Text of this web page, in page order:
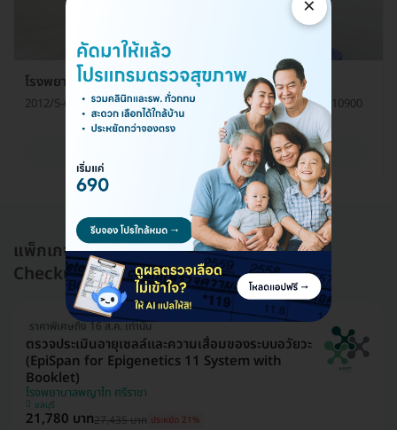
โรงพยาบาลเปาโล เกษตร ศูนย์ตรวจสุขภาพ
2012/5-6 ถ. พหลโยธิน แขวงเสนานิคม เขตจตุจักร กรุงเทพมหานคร 10900
ดูรายละเอียด
แพ็กเกจอื่นใน โปรแกรมตรวจสุขภาพ (Health
Checkup)
ราคาพิเศษถึง 16 ส.ค. เท่านั้น
ตรวจประเมินอายุเซลล์และความเสื่อมของระบบอวัยวะ
(EpiSpan for Epigenetics 11 System with
Booklet)
โรงพยาบาลพญาไท ศรีราชา
ชลบุรี
21,780 บาท27,435 บาท ประหยัด 21%
×